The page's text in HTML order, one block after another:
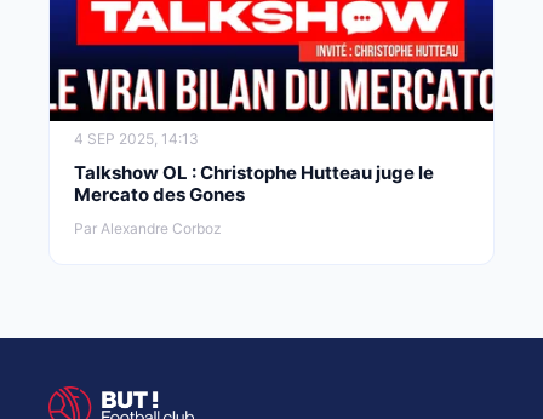
4 SEP 2025, 14:13
Talkshow OL : Christophe Hutteau juge le
Mercato des Gones
Par Alexandre Corboz